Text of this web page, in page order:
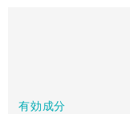
有効成分